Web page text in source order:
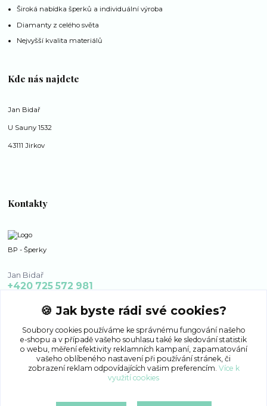
Široká nabídka šperků a individuální výroba
Diamanty z celého světa
Nejvyšší kvalita materiálů
Kde nás najdete
Jan Bidař
U Sauny 1532
43111 Jirkov
Kontakty
BP - Šperky
Jan Bidař
+420 725 572 981
🍪 Jak byste rádi své cookies?
Soubory cookies používáme ke správnému fungování našeho
e-shopu a v případě vašeho souhlasu také ke sledování statistik
o webu, měření efektivity reklamních kampaní, zapamatování
vašeho oblíbeného nastavení při používání stránek, či
zobrazení reklam odpovídajících vašim preferencím. Více k
využití cookies